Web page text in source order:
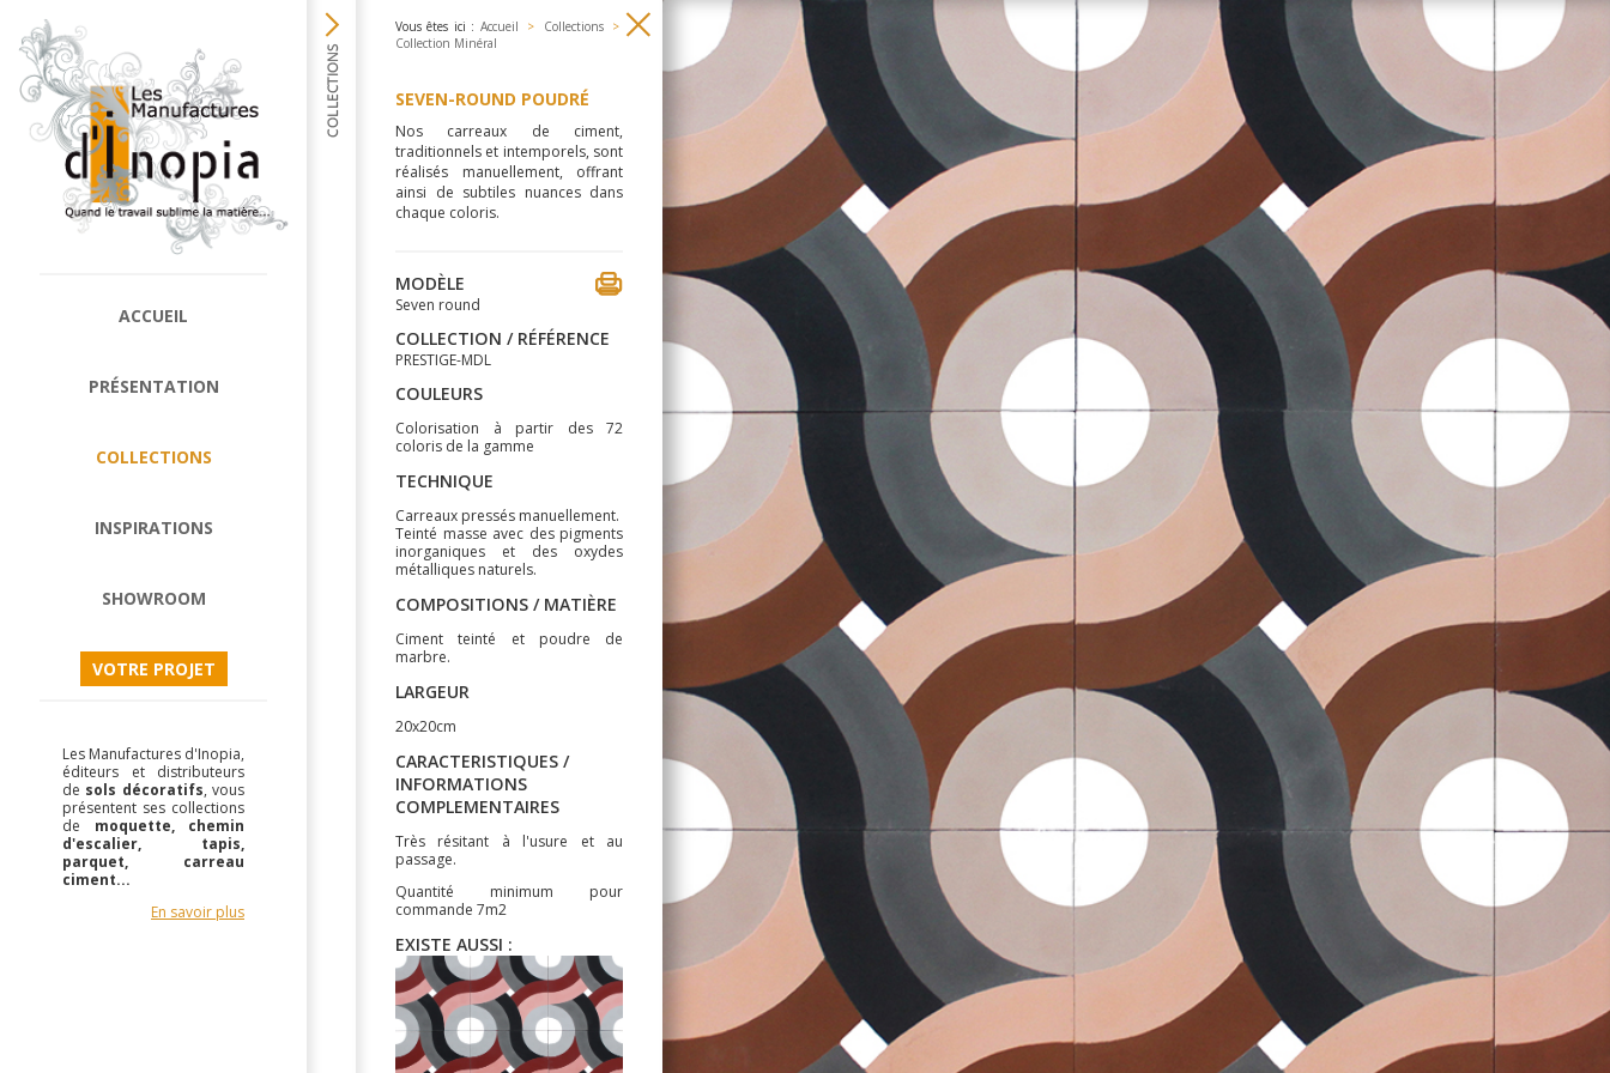
ACCUEIL
PRÉSENTATION
COLLECTIONS
INSPIRATIONS
SHOWROOM
VOTRE PROJET
Les Manufactures d'Inopia,
éditeurs et distributeurs
de sols décoratifs, vous
présentent ses collections
de moquette, chemin
d'escalier, tapis,
parquet, carreau
ciment...
En savoir plus
Vous êtes ici : Accueil > Collections
>
Collection Minéral
SEVEN-ROUND POUDRÉ
Nos carreaux de ciment,
traditionnels et intemporels, sont
réalisés manuellement, offrant
ainsi de subtiles nuances dans
chaque coloris.
MODÈLE
Seven round
COLLECTION / RÉFÉRENCE
PRESTIGE-MDL
COULEURS
Colorisation à partir des 72
coloris de la gamme
TECHNIQUE
Carreaux pressés manuellement.
Teinté masse avec des pigments
inorganiques et des oxydes
métalliques naturels.
COMPOSITIONS / MATIÈRE
Ciment teinté et poudre de
marbre.
LARGEUR
20x20cm
CARACTERISTIQUES /
INFORMATIONS
COMPLEMENTAIRES
Très résitant à l'usure et au
passage.
Quantité minimum pour
commande 7m2
EXISTE AUSSI :